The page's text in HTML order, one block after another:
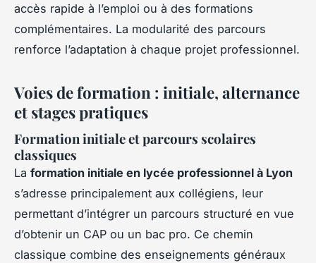
accès rapide à l’emploi ou à des formations
complémentaires. La modularité des parcours
renforce l’adaptation à chaque projet professionnel.
Voies de formation : initiale, alternance
et stages pratiques
Formation initiale et parcours scolaires
classiques
La formation initiale en lycée professionnel à Lyon
s’adresse principalement aux collégiens, leur
permettant d’intégrer un parcours structuré en vue
d’obtenir un CAP ou un bac pro. Ce chemin
classique combine des enseignements généraux